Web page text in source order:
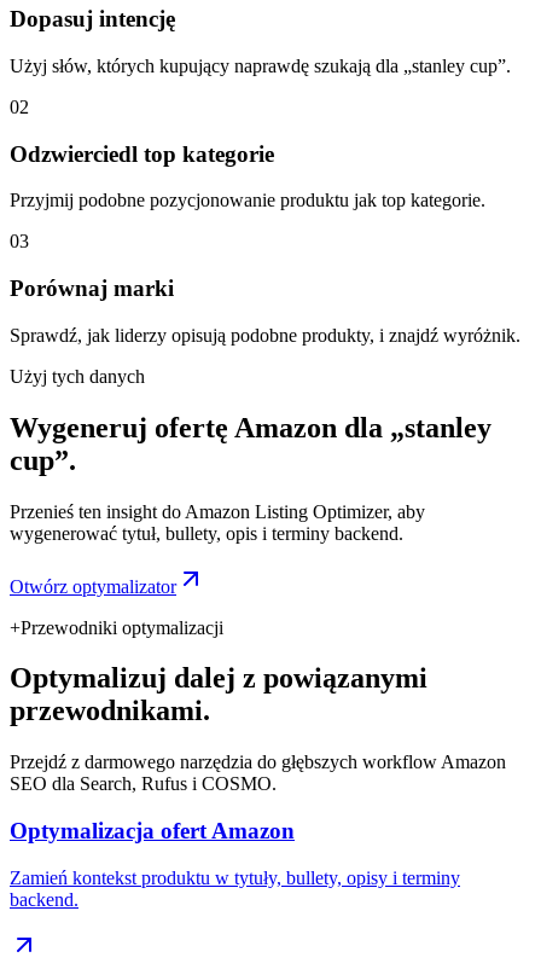
Dopasuj intencję
Użyj słów, których kupujący naprawdę szukają dla „stanley cup”.
02
Odzwierciedl top kategorie
Przyjmij podobne pozycjonowanie produktu jak top kategorie.
03
Porównaj marki
Sprawdź, jak liderzy opisują podobne produkty, i znajdź wyróżnik.
Użyj tych danych
Wygeneruj ofertę Amazon dla „stanley
cup”.
Przenieś ten insight do Amazon Listing Optimizer, aby
wygenerować tytuł, bullety, opis i terminy backend.
Otwórz optymalizator
+Przewodniki optymalizacji
Optymalizuj dalej z powiązanymi
przewodnikami.
Przejdź z darmowego narzędzia do głębszych workflow Amazon
SEO dla Search, Rufus i COSMO.
Optymalizacja ofert Amazon
Zamień kontekst produktu w tytuły, bullety, opisy i terminy
backend.